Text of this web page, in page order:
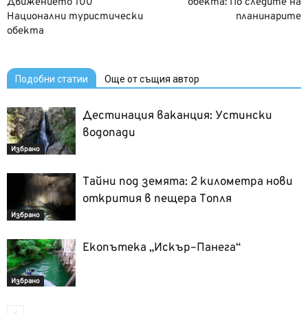
Национални туристически
обекта
планинарите
Подобни статии Още от същия автор
Избрано
Дестинация ваканция: Устински
водопади
Избрано
Тайни под земята: 2 километра нови
открития в пещера Топля
Избрано
Екопътека „Искър–Панега“